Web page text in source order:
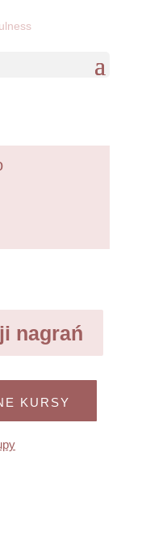
nagrań
KURSY